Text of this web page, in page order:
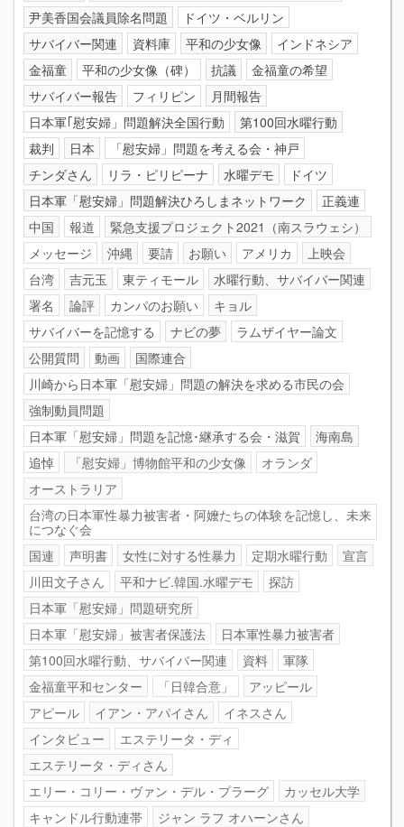
尹美香国会議員除名問題
ドイツ・ベルリン
サバイバー関連
資料庫 平和の少女像
インドネシア
金福童
平和の少女像（碑） 抗議
金福童の希望
サバイバー報告
フィリピン
月間報告
日本軍｢慰安婦」問題解決全国行動
第100回水曜行動
裁判
日本
「慰安婦」問題を考える会・神戸
チンダさん
リラ・ピリピーナ 水曜デモ
ドイツ
日本軍「慰安婦」問題解決ひろしまネットワーク
正義連
中国
報道
緊急支援プロジェクト2021（南スラウェシ）
メッセージ
沖縄 要請 お願い アメリカ
上映会
台湾
吉元玉 東ティモール
水曜行動、サバイバー関連
署名
論評 カンパのお願い
キョル
サバイバーを記憶する
ナビの夢
ラムザイヤー論文
公開質問
動画
国際連合
川崎から日本軍「慰安婦」問題の解決を求める市民の会
強制動員問題
日本軍「慰安婦」問題を記憶･継承する会・滋賀
海南島
追悼
「慰安婦」博物館平和の少女像
オランダ
オーストラリア
台湾の日本軍性暴力被害者・阿嬤たちの体験を記憶し、未来
につなぐ会
国連
声明書 女性に対する性暴力 定期水曜行動
宣言
川田文子さん
平和ナビ.韓国.水曜デモ
探訪
日本軍「慰安婦」問題研究所
日本軍「慰安婦」被害者保護法
日本軍性暴力被害者
第100回水曜行動、サバイバー関連
資料
軍隊
金福童平和センター
「日韓合意」
アッピール
アピール
イアン・アパイさん
イネスさん
インタビュー
エステリータ・ディ
エステリータ・ディさん
エリー・コリー・ヴァン・デル・プラーグ
カッセル大学
キャンドル行動連帯
ジャン ラフ オハーンさん